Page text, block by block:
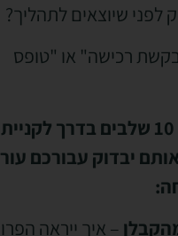
לפני שיוצאים לתהליך?
רכישה" או "טופס
ריכזנו עבורכם 10 שלבים בדרך
יבדוק עבורכם
– איך ייראה